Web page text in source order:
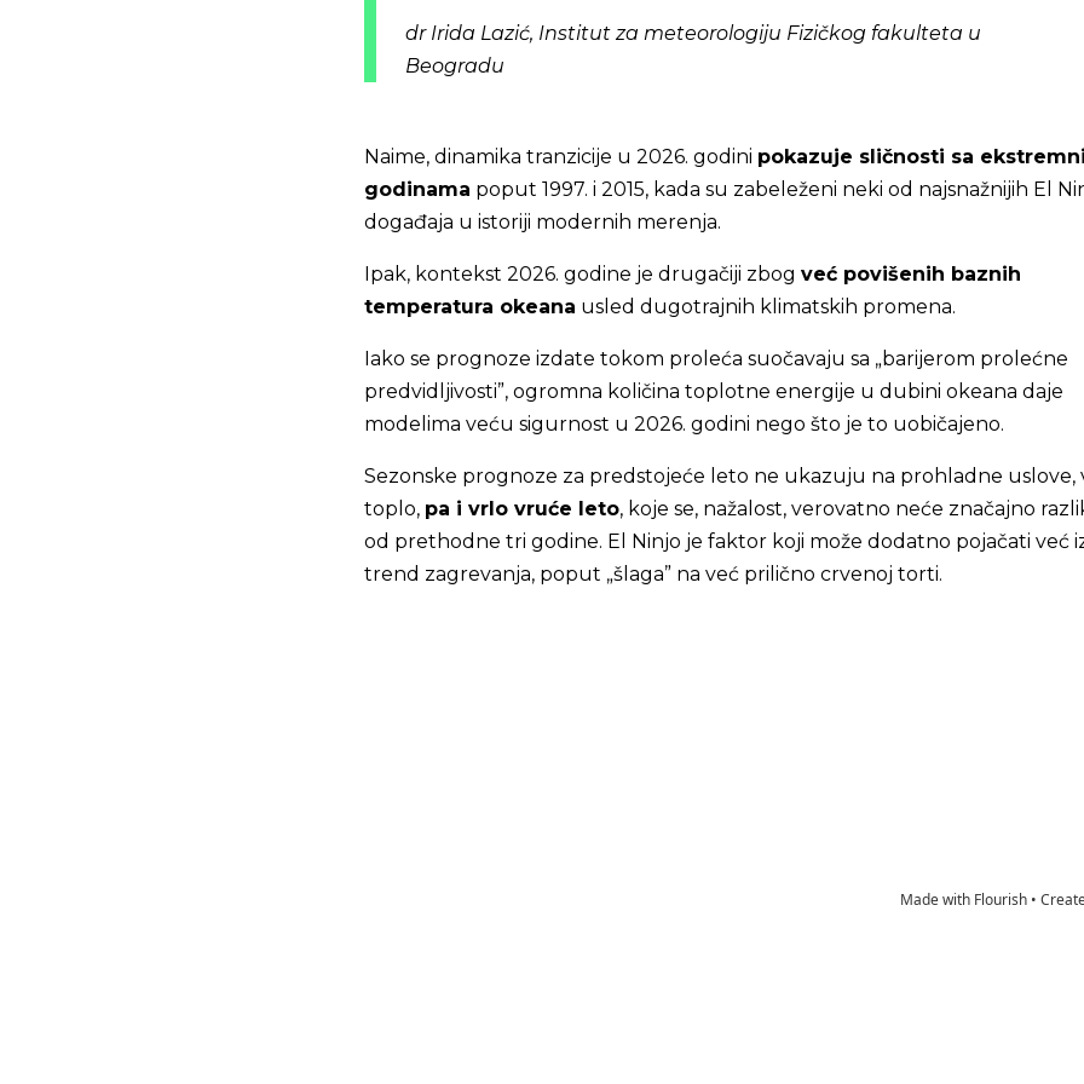
dr Irida Lazić, Institut za meteorologiju Fizičkog fakulteta u
Beogradu
Naime, dinamika tranzicije u 2026. godini pokazuje sličnosti sa
godinama poput 1997. i 2015, kada su zabeleženi neki od najsnažnijih El
događaja u istoriji modernih merenja.
Ipak, kontekst 2026. godine je drugačiji zbog već povišenih baznih
temperatura okeana usled dugotrajnih klimatskih promena.
Iako se prognoze izdate tokom proleća suočavaju sa „barijerom prolećne
predvidljivosti”, ogromna količina toplotne energije u dubini okeana daje
modelima veću sigurnost u 2026. godini nego što je to uobičajeno.
Sezonske prognoze za predstojeće leto ne ukazuju na prohladne uslove,
toplo, pa i vrlo vruće leto, koje se, nažalost, verovatno neće značajno
od prethodne tri godine. El Ninjo je faktor koji može dodatno pojačati već
trend zagrevanja, poput „šlaga” na već prilično crvenoj torti.